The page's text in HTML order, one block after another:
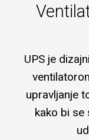
UPS je
upravljanje
kako bi se